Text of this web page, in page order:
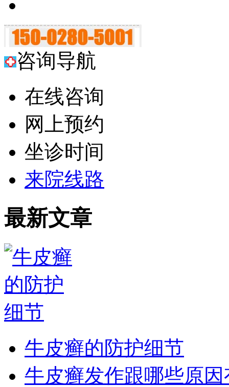
咨询导航
在线咨询
网上预约
坐诊时间
来院线路
最新文章
牛皮癣的防护细节
牛皮癣发作跟哪些原因